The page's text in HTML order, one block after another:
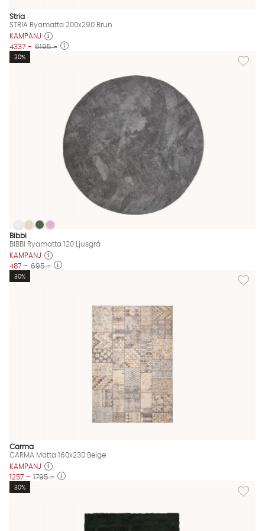
Stria
STRIA Ryamatta 200x290 Brun
KAMPANJ
4337 :- 6195 :-
Lägg
30%
BIBBI Ryamatta 120 Ljusgrå Finns även i dessa färger:
BIBBI Ryamatta 120 Ljusgrå
BIBBI Ryamatta 120 Ljusgrå
BIBBI Ryamatta 120 Ljusgrå
BIBBI Ryamatta 120 Ljusgrå
Bibbi
BIBBI Ryamatta 120 Ljusgrå
KAMPANJ
487 :- 695 :-
Lägg
30%
Carma
CARMA Matta 160x230 Beige
KAMPANJ
1257 :- 1795 :-
Lägg
30%